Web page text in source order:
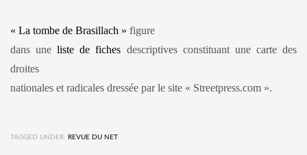
« La tombe de Brasillach » figure
dans uneliste de fiches descriptives constituant une carte des
droites
nationales et radicales dressée par le site « Streetpress.com ».
TAGGED UNDER: REVUE DU NET